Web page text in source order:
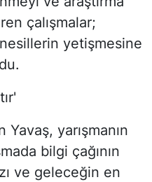
çalışmalar;
yetişmesine
Yavaş, yarışmanın
bilgi çağının
ve geleceğin en